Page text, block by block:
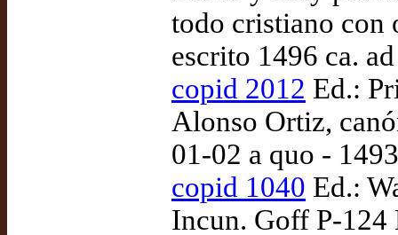
todo cristiano con
escrito 1496 ca.
copid 2012 Ed.:
Alonso Ortiz,
01-02 a quo -
copid 1040 Ed.:
Incun. Goff P-